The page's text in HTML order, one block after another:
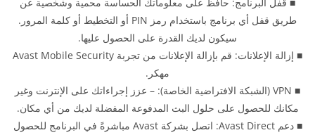
طريق قفل أي برنامج باستخدام رمز PIN أو التخطيط أو كلمة المرور.
سيكون لديك القدرة على الحصول عليها.
■ إزالة الإعلانات: قم بإزالة الإعلانات من تجربة Avast Mobile Security
مهكر.
■ VPN (الشبكة الافتراضية الخاصة): – عزز إجراءاتك على الإنترنت وغير
مكانك للحصول على حلول البث المدفوعة المفضلة لديك من أي مكان.
■ دعم Avast Direct: اتصل بشركة Avast مباشرةً في البرنامج للحصول